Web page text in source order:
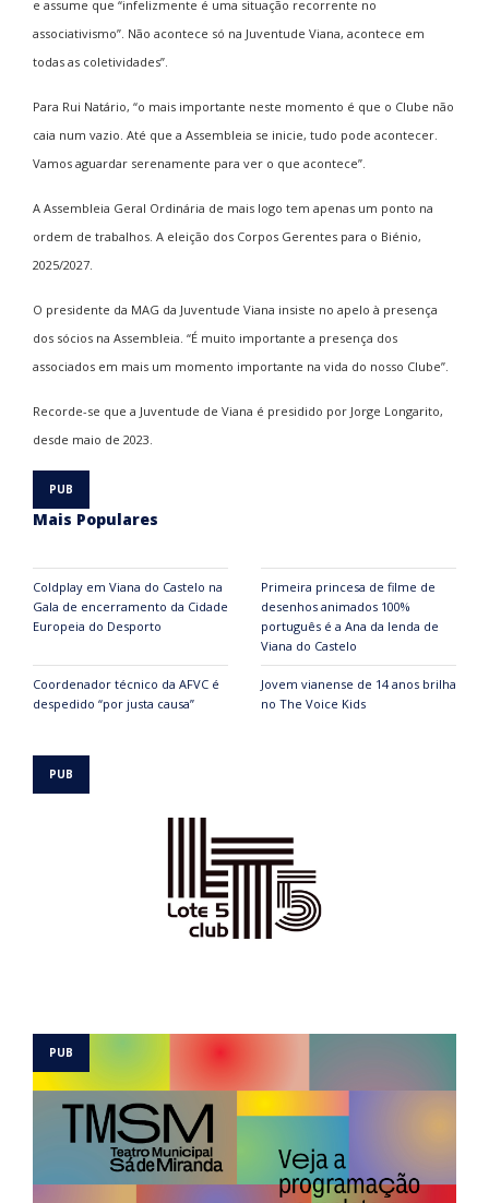
e assume que “infelizmente é uma situação recorrente no
associativismo”. Não acontece só na Juventude Viana, acontece em
todas as coletividades”.
Para Rui Natário, “o mais importante neste momento é que o Clube não
caia num vazio. Até que a Assembleia se inicie, tudo pode acontecer.
Vamos aguardar serenamente para ver o que acontece”.
A Assembleia Geral Ordinária de mais logo tem apenas um ponto na
ordem de trabalhos. A eleição dos Corpos Gerentes para o Biénio,
2025/2027.
O presidente da MAG da Juventude Viana insiste no apelo à presença
dos sócios na Assembleia. “É muito importante a presença dos
associados em mais um momento importante na vida do nosso Clube”.
Recorde-se que a Juventude de Viana é presidido por Jorge Longarito,
desde maio de 2023.
Mais Populares
Coldplay em Viana do Castelo na
Gala de encerramento da Cidade
Europeia do Desporto
Primeira princesa de filme de
desenhos animados 100%
português é a Ana da lenda de
Viana do Castelo
Coordenador técnico da AFVC é
despedido “por justa causa”
Jovem vianense de 14 anos brilha
no The Voice Kids